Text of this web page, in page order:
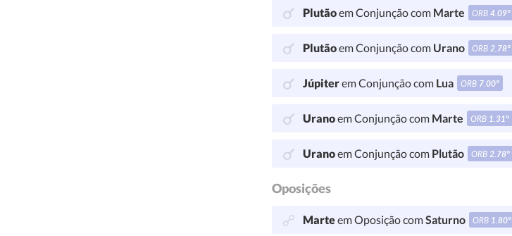
Plutãoem Conjunção com Marte ORB4.09°
Plutãoem Conjunção com Urano ORB2.78°
Júpiterem Conjunção com Lua ORB 7.00°
Uranoem Conjunção com Marte ORB 1.31°
Uranoem Conjunção com Plutão ORB2.78°
Oposições
Marteem Oposição comSaturno ORB 1.80°